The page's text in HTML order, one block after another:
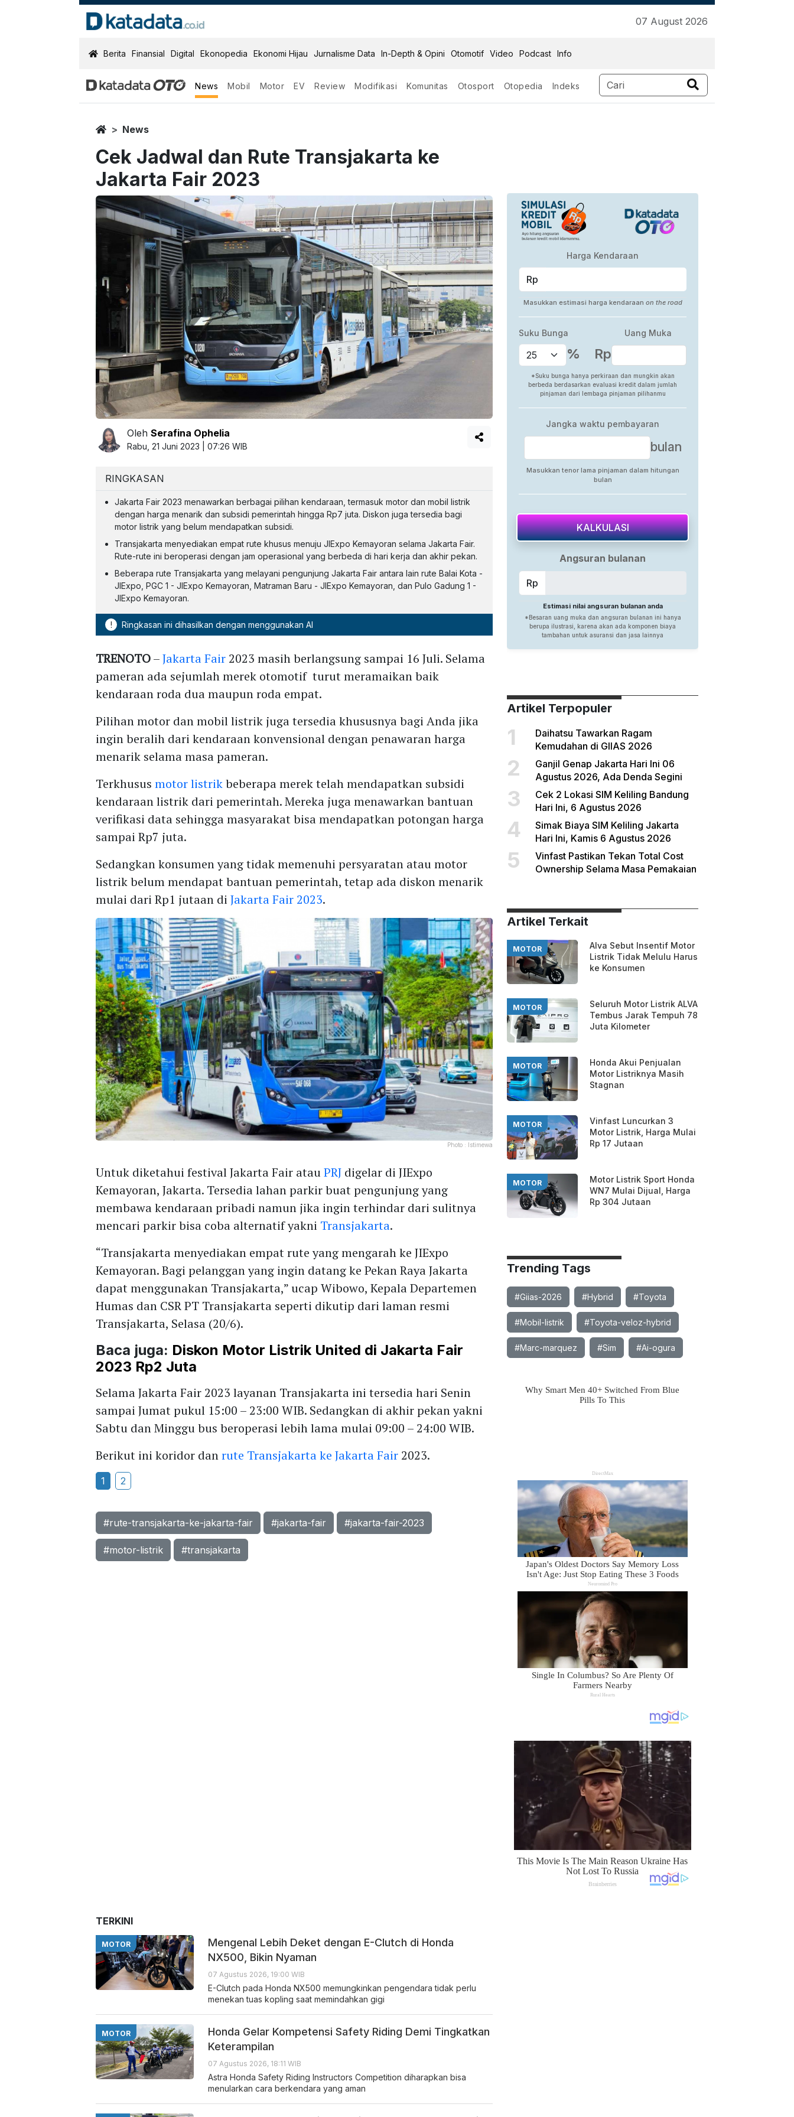
07 August 2026
KatadataOTO
Berita Finansial Digital Ekonopedia Ekonomi Hijau Jurnalisme Data In-Depth & Opini Otomotif Video Podcast Info
News Mobil Motor EV Review Modifikasi Komunitas Otosport Otopedia Indeks
HomeNews
Cek Jadwal dan Rute Transjakarta ke
Jakarta Fair 2023
OlehSerafina Ophelia
Rabu, 21 Juni 2023 | 07:26 WIB
RINGKASAN
Jakarta Fair 2023 menawarkan berbagai pilihan kendaraan, termasuk motor dan mobil listrik
dengan harga menarik dan subsidi pemerintah hingga Rp7 juta. Diskon juga tersedia bagi
motor listrik yang belum mendapatkan subsidi.
Transjakarta menyediakan empat rute khusus menuju JIExpo Kemayoran selama Jakarta Fair.
Rute-rute ini beroperasi dengan jam operasional yang berbeda di hari kerja dan akhir pekan.
Beberapa rute Transjakarta yang melayani pengunjung Jakarta Fair antara lain rute Balai Kota -
JIExpo, PGC 1 - JIExpo Kemayoran, Matraman Baru - JIExpo Kemayoran, dan Pulo Gadung 1 -
JIExpo Kemayoran.
! Ringkasan ini dihasilkan dengan menggunakan AI
TRENOTO–Jakarta Fair 2023 masih berlangsung sampai 16 Juli. Selama
pameran ada sejumlah merek otomotif turut meramaikan baik
kendaraan roda dua maupun roda empat.
Pilihan motor dan mobil listrik juga tersedia khususnya bagi Anda jika
ingin beralih dari kendaraan konvensional dengan penawaran harga
menarik selama masa pameran.
Terkhususmotor listrikbeberapa merek telah mendapatkan subsidi
kendaraan listrik dari pemerintah. Mereka juga menawarkan bantuan
verifikasi data sehingga masyarakat bisa mendapatkan potongan harga
sampai Rp7 juta.
Sedangkan konsumen yang tidak memenuhi persyaratan atau motor
listrik belum mendapat bantuan pemerintah, tetap ada diskon menarik
mulai dari Rp1 jutaan diJakarta Fair 2023.
Photo : Istimewa
Untuk diketahui festival Jakarta Fair atauPRJ digelar di JIExpo
Kemayoran, Jakarta. Tersedia lahan parkir buat pengunjung yang
membawa kendaraan pribadi namun jika ingin terhindar dari sulitnya
mencari parkir bisa coba alternatif yakni Transjakarta.
“Transjakarta menyediakan empat rute yang mengarah ke JIExpo
Kemayoran. Bagi pelanggan yang ingin datang ke Pekan Raya Jakarta
dapat menggunakan Transjakarta,” ucap Wibowo, Kepala Departemen
Humas dan CSR PT Transjakarta seperti dikutip dari laman resmi
Transjakarta, Selasa (20/6).
Baca juga: Diskon Motor Listrik United di Jakarta Fair
2023 Rp2 Juta
Selama Jakarta Fair 2023 layanan Transjakarta ini tersedia hari Senin
sampai Jumat pukul 15:00 – 23:00 WIB. Sedangkan di akhir pekan yakni
Sabtu dan Minggu bus beroperasi lebih lama mulai 09:00 – 24:00 WIB.
Berikut ini koridor danrute Transjakarta ke Jakarta Fair 2023.
1 2
#rute-transjakarta-ke-jakarta-fair #jakarta-fair #jakarta-fair-2023
#motor-listrik #transjakarta
Artikel Terpopuler
1
Daihatsu Tawarkan Ragam
Kemudahan di GIIAS 2026
2
Ganjil Genap Jakarta Hari Ini 06
Agustus 2026, Ada Denda Segini
3
Cek 2 Lokasi SIM Keliling Bandung
Hari Ini, 6 Agustus 2026
4
Simak Biaya SIM Keliling Jakarta
Hari Ini, Kamis 6 Agustus 2026
5
Vinfast Pastikan Tekan Total Cost
Ownership Selama Masa Pemakaian
Artikel Terkait
MOTOR
Alva Sebut Insentif Motor
Listrik Tidak Melulu Harus
ke Konsumen
MOTOR
Seluruh Motor Listrik ALVA
Tembus Jarak Tempuh 78
Juta Kilometer
MOTOR
Honda Akui Penjualan
Motor Listriknya Masih
Stagnan
MOTOR
Vinfast Luncurkan 3
Motor Listrik, Harga Mulai
Rp 17 Jutaan
MOTOR
Motor Listrik Sport Honda
WN7 Mulai Dijual, Harga
Rp 304 Jutaan
Trending Tags
#Giias-2026 #Hybrid #Toyota
#Mobil-listrik #Toyota-veloz-hybrid
#Marc-marquez #Sim #Ai-ogura
TERKINI
MOTOR
Mengenal Lebih Deket dengan E-Clutch di Honda
NX500, Bikin Nyaman
07 Agustus 2026, 19:00 WIB
E-Clutch pada Honda NX500 memungkinkan pengendara tidak perlu
menekan tuas kopling saat memindahkan gigi
MOTOR
Honda Gelar Kompetensi Safety Riding Demi Tingkatkan
Keterampilan
07 Agustus 2026, 18:11 WIB
Astra Honda Safety Riding Instructors Competition diharapkan bisa
menularkan cara berkendara yang aman